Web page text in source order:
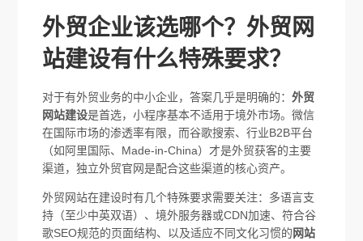
外贸企业该选哪个？外贸网
站建设有什么特殊要求？
对于有外贸业务的中小企业，答案几乎是明确的：外贸
网站建设是首选，小程序基本不适用于境外市场。微信
在国际市场的渗透率有限，而谷歌搜索、行业B2B平台
（如阿里国际、Made-in-China）才是外贸获客的主要
渠道，独立外贸官网是配合这些渠道的核心资产。
外贸网站在建设时有几个特殊要求需要关注：多语言支
持（至少中英双语）、境外服务器或CDN加速、符合谷
歌SEO规范的页面结构、以及适应不同文化习惯的网站